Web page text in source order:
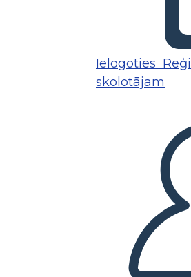
Ielogoties
skolotājam